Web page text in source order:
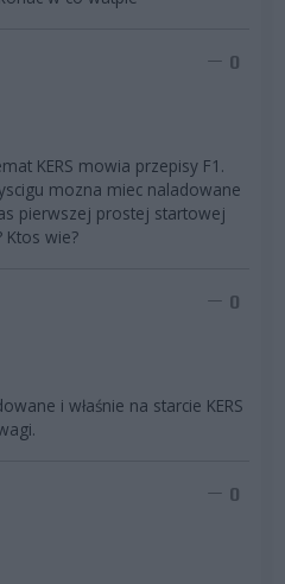
0
KERS mowia przepisy F1.
mozna miec naladowane
pierwszej prostej startowej
Ktos wie?
0
i właśnie na starcie KERS
0